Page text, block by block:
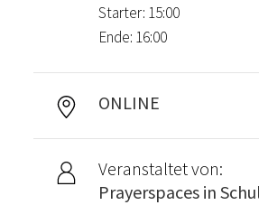
Starter: 15:00
Ende: 16:00
ONLINE
Veranstaltet von:
Prayerspaces in